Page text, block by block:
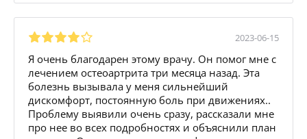
2023-06-15
Я очень благодарен этому врачу. Он помог мне с
лечением остеоартрита три месяца назад. Эта
болезнь вызывала у меня сильнейший
дискомфорт, постоянную боль при движениях..
Проблему выявили очень сразу, рассказали мне
про нее во всех подробностях и объяснили план